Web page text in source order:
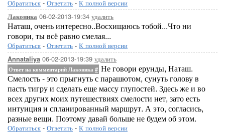
Обратиться - Ответить - К полной версии
Лаконика 06-02-2013-19:34 удалить
Наташ, очень интересно..Восхищаюсь тобой...Что ни
говори, ты всё равно смелая...
Обратиться - Ответить - К полной версии
Annataliya 06-02-2013-19:39 удалить
Ответ на комментарий Лаконика # Не говори ерунды, Наташ.
Смелость - это прыгнуть с парашютом, сунуть голову в
пасть тигру и сделать еще массу глупостей. Здесь же и во
всех других моих путешествиях смелости нет, зато есть
интуиция и спланированный маршрут. А это, согласись,
разные вещи. Поэтому давай больше не будем об этом.
Обратиться - Ответить - К полной версии